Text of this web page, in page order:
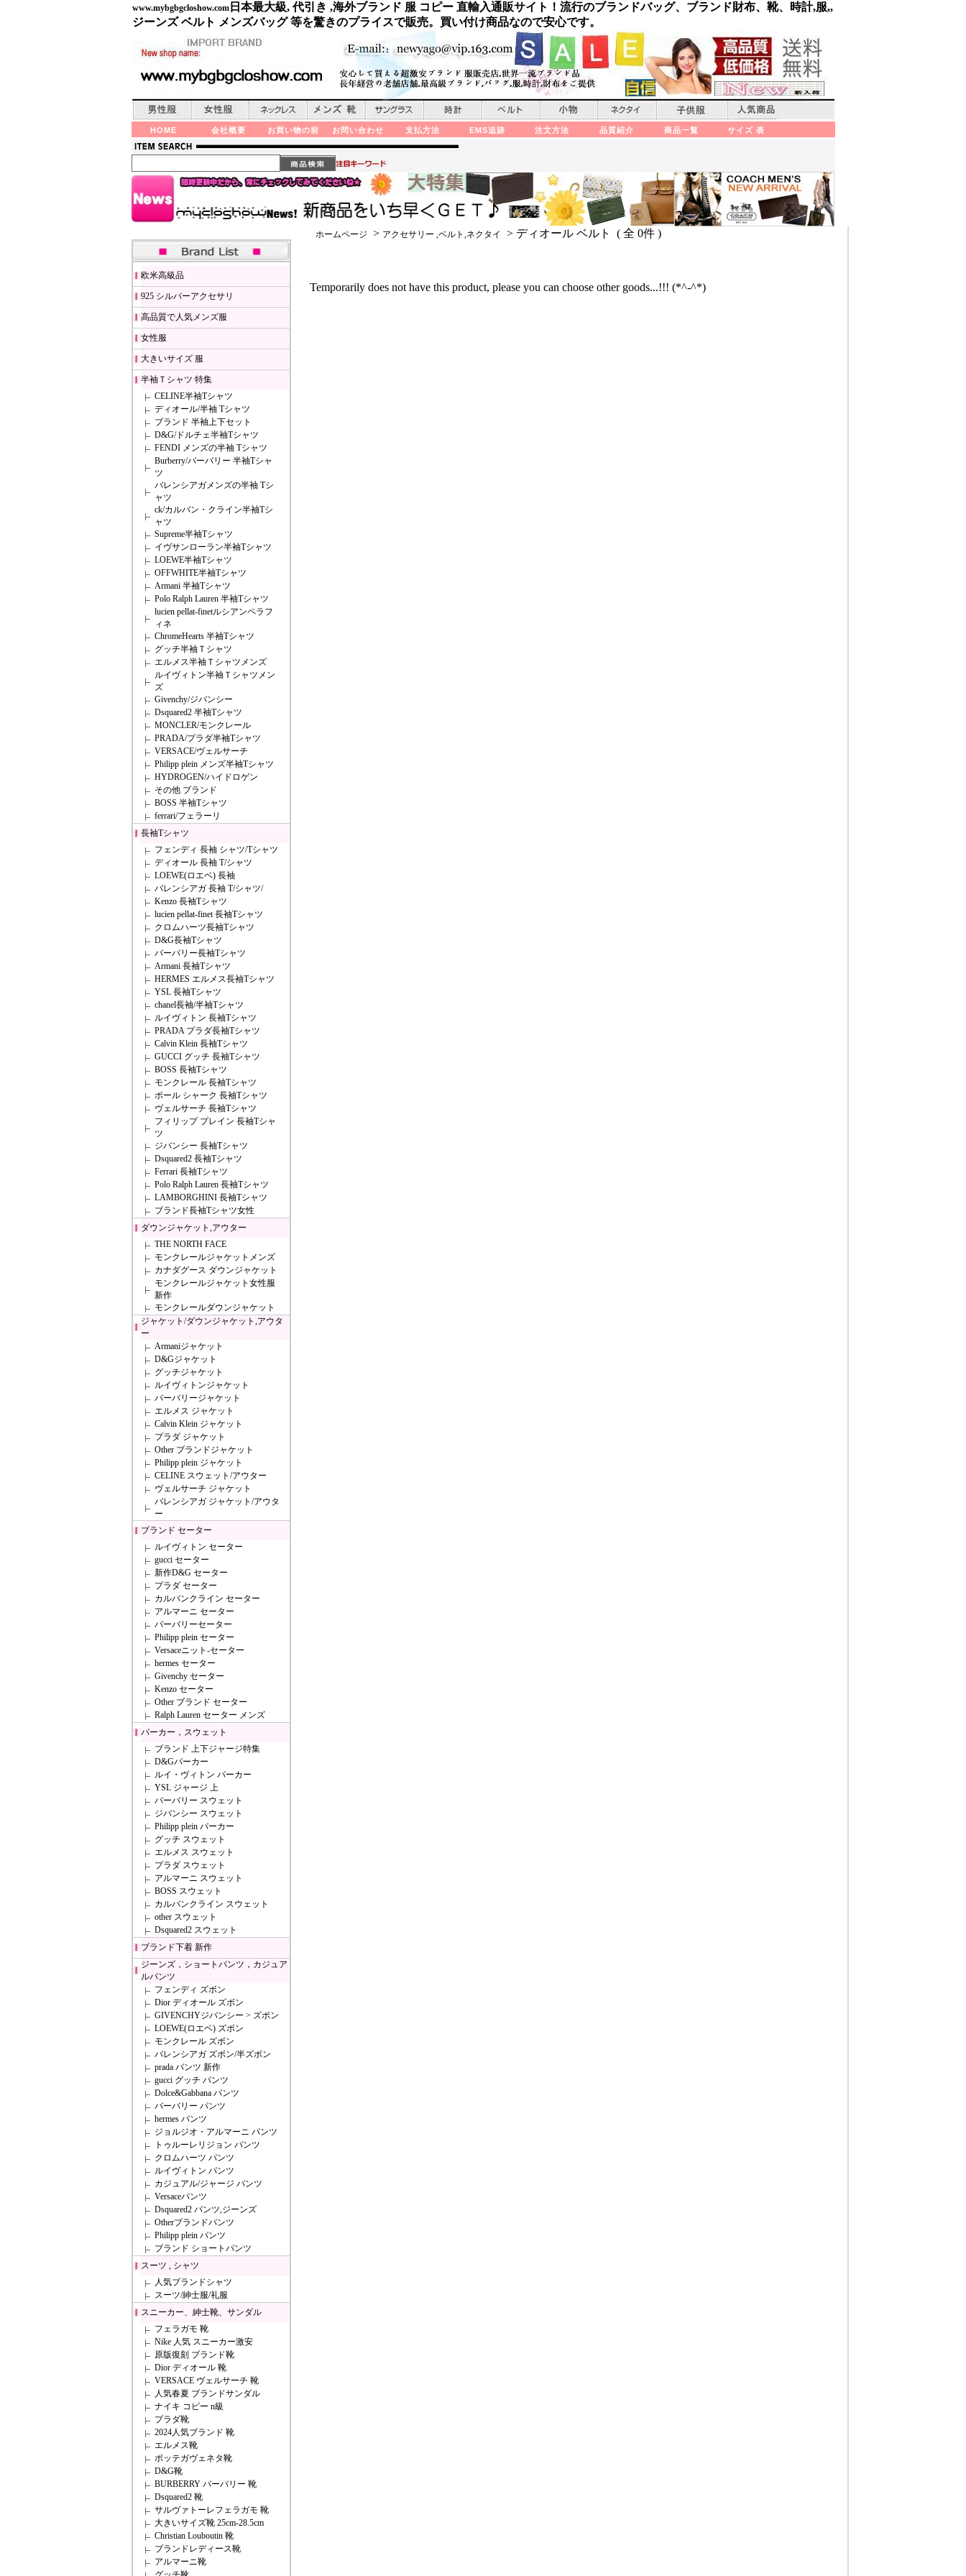
www.mybgbgcloshow.com 日本最大級, 代引き ,海外ブランド 服 コピー 直輸入通販サイト！流行のブランドバッグ、ブランド財布、靴、時計,服,,
ジーンズ ベルト メンズバッグ 等を驚きのプライスで販売。買い付け商品なので安心です。
HOME 会社概要 お買い物の前 お問い合わせ 支払方法 EMS追跡 注文方法 品質紹介 商品一覧 サイズ 表
欧米高級品
925 シルバーアクセサリ
高品質で人気メンズ服
女性服
大きいサイズ 服
半袖Ｔシャツ 特集
CELINE半袖Tシャツ
ディオール/半袖 Tシャツ
ブランド 半袖上下セット
D&G/ドルチェ半袖Tシャツ
FENDI メンズの半袖 Tシャツ
Burberry/バーバリー 半袖Tシャ
ツ
バレンシアガメンズの半袖 Tシ
ャツ
ck/カルバン・クライン半袖Tシ
ャツ
Supreme半袖Tシャツ
イヴサンローラン半袖Tシャツ
LOEWE半袖Tシャツ
OFFWHITE半袖Tシャツ
Armani 半袖Tシャツ
Polo Ralph Lauren 半袖Tシャツ
lucien pellat-finetルシアンペラフ
ィネ
ChromeHearts 半袖Tシャツ
グッチ半袖Ｔシャツ
エルメス半袖Ｔシャツメンズ
ルイヴィトン半袖Ｔシャツメン
ズ
Givenchy/ジバンシー
Dsquared2 半袖Tシャツ
MONCLER/モンクレール
PRADA/プラダ半袖Tシャツ
VERSACE/ヴェルサーチ
Philipp plein メンズ半袖Tシャツ
HYDROGEN/ハイドロゲン
その他 ブランド
BOSS 半袖Tシャツ
ferrari/フェラーリ
長袖Tシャツ
フェンディ 長袖 シャツ/Tシャツ
ディオール 長袖 T/シャツ
LOEWE(ロエベ) 長袖
バレンシアガ 長袖 T/シャツ/
Kenzo 長袖Tシャツ
lucien pellat-finet 長袖Tシャツ
クロムハーツ長袖Tシャツ
D&G長袖Tシャツ
バーバリー長袖Tシャツ
Armani 長袖Tシャツ
HERMES エルメス長袖Tシャツ
YSL 長袖Tシャツ
chanel長袖/半袖Tシャツ
ルイヴィトン 長袖Tシャツ
PRADA プラダ長袖Tシャツ
Calvin Klein 長袖Tシャツ
GUCCI グッチ 長袖Tシャツ
BOSS 長袖Tシャツ
モンクレール 長袖Tシャツ
ポール シャーク 長袖Tシャツ
ヴェルサーチ 長袖Tシャツ
フィリップ プレイン 長袖Tシャ
ツ
ジバンシー 長袖Tシャツ
Dsquared2 長袖Tシャツ
Ferrari 長袖Tシャツ
Polo Ralph Lauren 長袖Tシャツ
LAMBORGHINI 長袖Tシャツ
ブランド長袖Tシャツ女性
ダウンジャケット,アウター
THE NORTH FACE
モンクレールジャケットメンズ
カナダグース ダウンジャケット
モンクレールジャケット女性服
新作
モンクレールダウンジャケット
ジャケット/ダウンジャケット,アウタ
ー
Armaniジャケット
D&Gジャケット
グッチジャケット
ルイヴィトンジャケット
バーバリージャケット
エルメス ジャケット
Calvin Klein ジャケット
プラダ ジャケット
Other ブランドジャケット
Philipp plein ジャケット
CELINE スウェット/アウター
ヴェルサーチ ジャケット
バレンシアガ ジャケット/アウタ
ー
ブランド セーター
ルイヴィトン セーター
gucci セーター
新作D&G セーター
プラダ セーター
カルバンクライン セーター
アルマーニ セーター
バーバリーセーター
Philipp plein セーター
Versaceニット-セーター
hermes セーター
Givenchy セーター
Kenzo セーター
Other ブランド セーター
Ralph Lauren セーター メンズ
パーカー，スウェット
ブランド 上下ジャージ特集
D&Gパーカー
ルイ・ヴィトン パーカー
YSL ジャージ 上
バーバリー スウェット
ジバンシー スウェット
Philipp plein パーカー
グッチ スウェット
エルメス スウェット
プラダ スウェット
アルマーニ スウェット
BOSS スウェット
カルバンクライン スウェット
other スウェット
Dsquared2 スウェット
ブランド下着 新作
ジーンズ，ショートパンツ，カジュア
ルパンツ
フェンディ ズボン
Dior ディオール ズボン
GIVENCHYジバンシー > ズボン
LOEWE(ロエベ) ズボン
モンクレール ズボン
バレンシアガ ズボン/半ズボン
prada パンツ 新作
gucci グッチ パンツ
Dolce&Gabbana パンツ
バーバリー パンツ
hermes パンツ
ジョルジオ・アルマーニ パンツ
トゥルーレリジョン パンツ
クロムハーツ パンツ
ルイヴィトン パンツ
カジュアル/ジャージ パンツ
Versaceパンツ
Dsquared2 パンツ,ジーンズ
Otherブランドパンツ
Philipp plein パンツ
ブランド ショートパンツ
スーツ , シャツ
人気ブランドシャツ
スーツ/紳士服/礼服
スニーカー、紳士靴、サンダル
フェラガモ 靴
Nike 人気 スニーカー激安
原版復刻 ブランド靴
Dior ディオール 靴
VERSACE ヴェルサーチ 靴
人気春夏 ブランドサンダル
ナイキ コピー n級
プラダ靴
2024人気ブランド 靴
エルメス靴
ボッテガヴェネタ靴
D&G靴
BURBERRY バーバリー 靴
Dsquared2 靴
サルヴァトーレフェラガモ 靴
大きいサイズ靴 25cm-28.5cm
Christian Louboutin 靴
ブランドレディース靴
アルマーニ靴
ホームページ > アクセサリー ,ベルト,ネクタイ > ディオール ベルト ( 全 0件 )
Temporarily does not have this product, please you can choose other goods...!!! (*^-^*)